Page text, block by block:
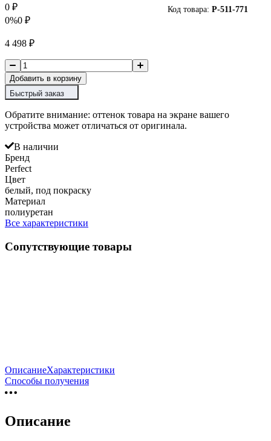
Код товара: P-511-771
0 ₽
0%0 ₽
4 498 ₽
Добавить в корзину
Быстрый заказ
Обратите внимание: оттенок товара на экране вашего
устройства может отличаться от оригинала.
В наличии
Бренд
Perfect
Цвет
белый, под покраску
Материал
полиуретан
Все характеристики
Сопутствующие товары
ОписаниеХарактеристики
Способы получения
Описание